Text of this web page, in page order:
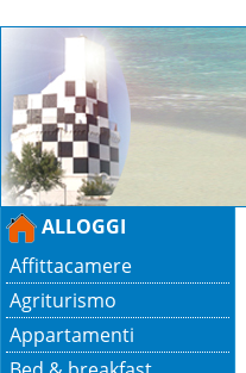
ALLOGGI
Affittacamere
Agriturismo
Appartamenti